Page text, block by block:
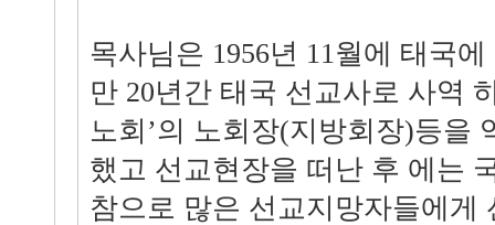
목사님은 1956년 11월에 태국
만 20년간 태국 선교사로 사역
노회’의 노회장(지방회장)등을
했고 선교현장을 떠난 후 에는
참으로 많은 선교지망자들에게